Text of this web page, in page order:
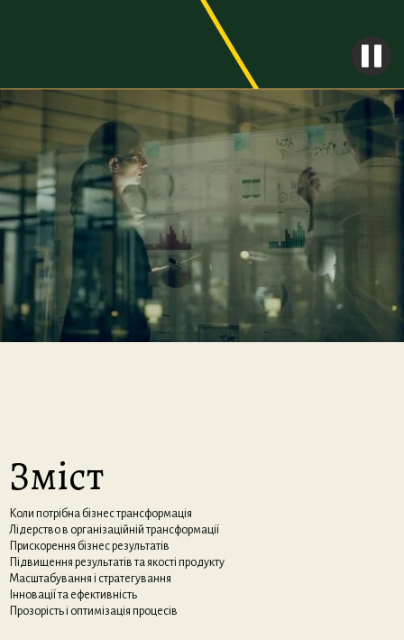
Зміст
Коли потрібна бізнес трансформація
Лідерство в організаційній трансформації
Прискорення бізнес результатів
Підвищення результатів та якості продукту
Масштабування і стратегування
Інновації та ефективність
Прозорість і оптимізація процесів